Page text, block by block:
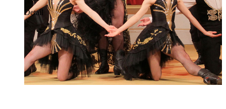
Detail